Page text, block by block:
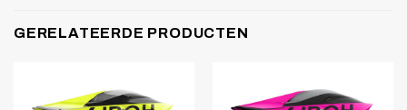
GERELATEERDE PRODUCTEN